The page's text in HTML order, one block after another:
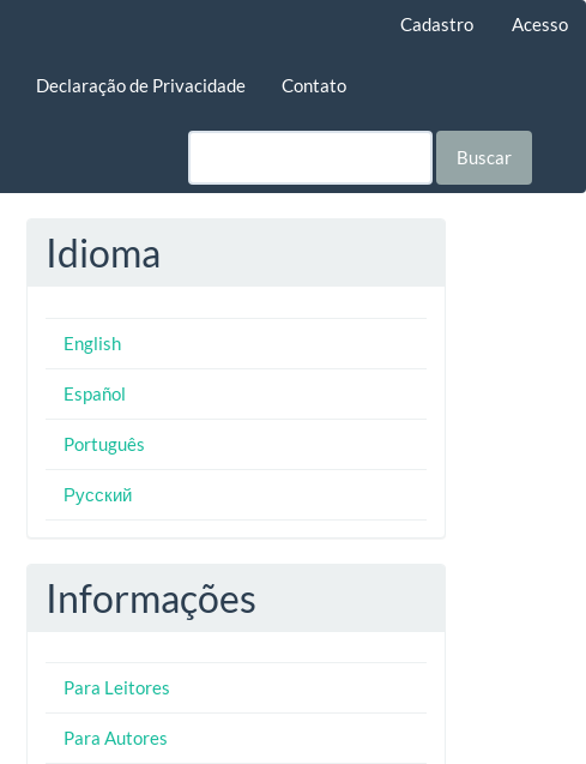
Cadastro Acesso
Declaração de Privacidade Contato
Buscar
Idioma
English
Español
Português
Русский
Informações
Para Leitores
Para Autores